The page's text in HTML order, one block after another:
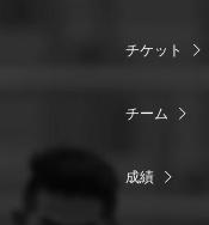
チケット
チーム
成績